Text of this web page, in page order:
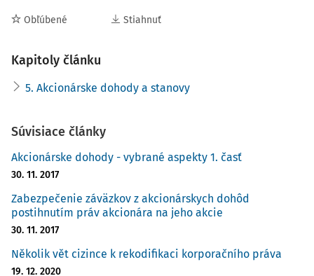
diferenciačné znaky
5.1.1 Publicita vs. dôvernosť
kontrole súdu v rámci registrového konania
dohoda ani nezakladá do verejne prístupných registrov
(do zbierky listín vedenej príslušným registrovým súdom).
Utajenosť exis
Obľúbené Stiahnuť
Kapitoly článku
5. Akcionárske dohody a stanovy
Súvisiace články
Akcionárske dohody - vybrané aspekty 1. časť
30. 11. 2017
Zabezpečenie záväzkov z akcionárskych dohôd
postihnutím práv akcionára na jeho akcie
30. 11. 2017
Několik vět cizince k rekodifikaci korporačního práva
19. 12. 2020